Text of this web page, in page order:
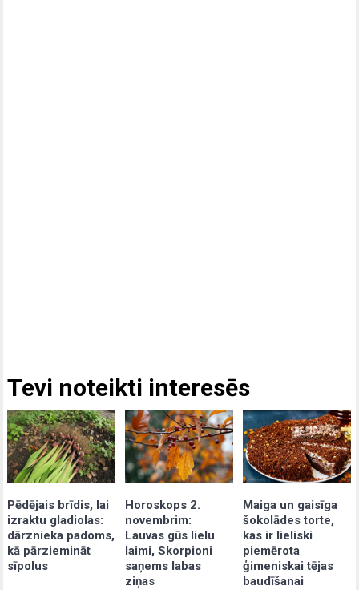
Tevi noteikti interesēs
Pēdējais brīdis, lai
izraktu gladiolas:
dārznieka padoms,
kā pārziemināt
sīpolus
Horoskops 2.
novembrim:
Lauvas gūs lielu
laimi, Skorpioni
saņems labas
ziņas
Maiga un gaisīga
šokolādes torte,
kas ir lieliski
piemērota
ģimeniskai tējas
baudīšanai